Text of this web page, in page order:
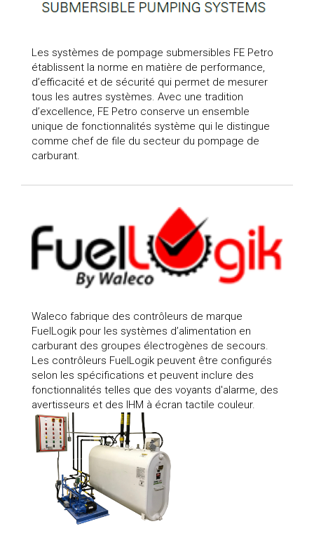
Les systèmes de pompage submersibles FE Petro
établissent la norme en matière de performance,
d’efficacité et de sécurité qui permet de mesurer
tous les autres systèmes. Avec une tradition
d’excellence, FE Petro conserve un ensemble
unique de fonctionnalités système qui le distingue
comme chef de file du secteur du pompage de
carburant.
Waleco fabrique des contrôleurs de marque
FuelLogik pour les systèmes d’alimentation en
carburant des groupes électrogènes de secours.
Les contrôleurs FuelLogik peuvent être configurés
selon les spécifications et peuvent inclure des
fonctionnalités telles que des voyants d'alarme, des
avertisseurs et des IHM à écran tactile couleur.